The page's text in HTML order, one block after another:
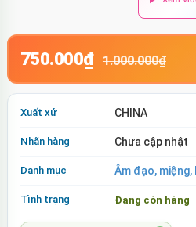
750.000₫ 1.000.000₫
Xuất xứ CHINA
Nhãn hàng Chưa cập nhật
Danh mục Âm đạo,
Tình trạng Đang còn hàng